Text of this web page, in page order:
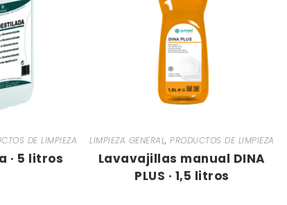
DE LIMPIEZA
· 5 litros
LIMPIEZA GENERAL,PRODUCTOS DE LIMPIEZA
Lavavajillas manual DINA
PLUS · 1,5 litros